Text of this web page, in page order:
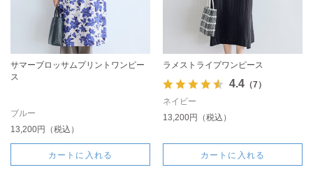
サマーブロッサムプリントワンピー
ス
ブルー
13,200円（税込）
カートに入れる
ラメストライプワンピース
4.4（7）
ネイビー
13,200円（税込）
カートに入れる